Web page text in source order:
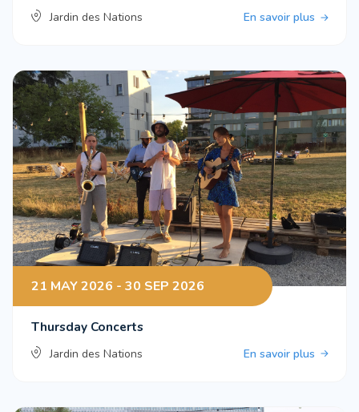
Jardin des Nations En savoir plus
21 MAY 2026 - 30 SEP 2026
Thursday Concerts
Jardin des Nations En savoir plus